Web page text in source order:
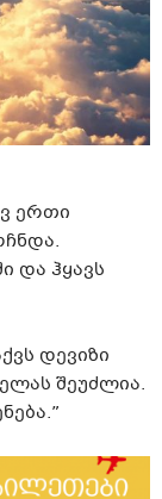
ერთი
და ჰყავს
დევიზი
შეუძლია.